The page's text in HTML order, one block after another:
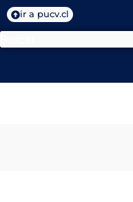
ir a pucv.cl